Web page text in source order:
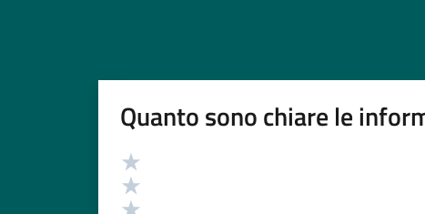
Quanto sono chiare le
Valutazione